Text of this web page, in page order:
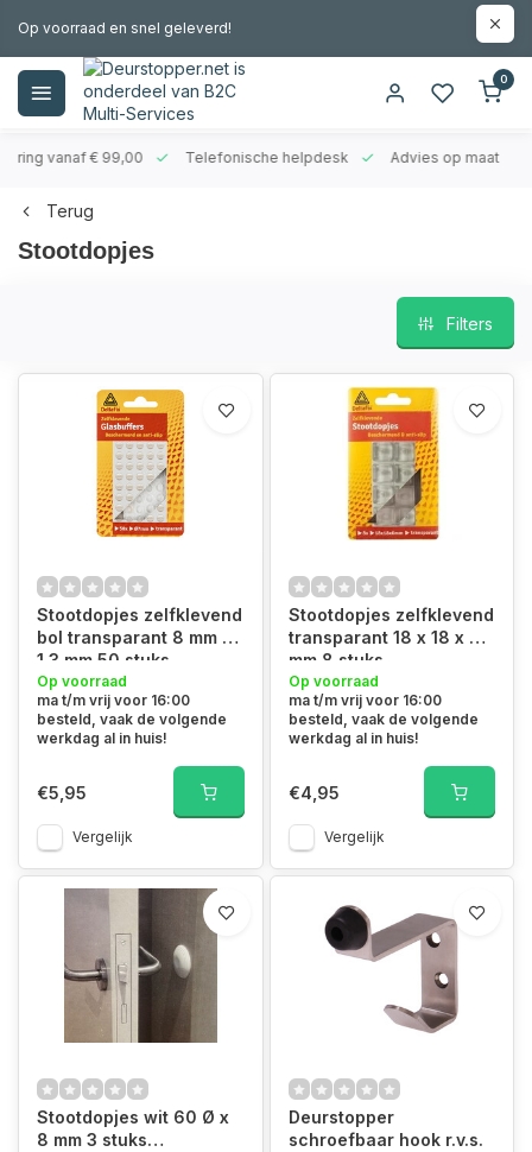
Op voorraad en snel geleverd!
0
vanaf € 99,00 Telefonische helpdesk Advies op maat
Terug
Stootdopjes
Filters
Stootdopjes zelfklevend
bol transparant 8 mm x
1.3 mm 50 stuks
Op voorraad
ma t/m vrij voor 16:00
besteld, vaak de volgende
werkdag al in huis!
€5,95
Vergelijk
Stootdopjes zelfklevend
transparant 18 x 18 x 6
mm 8 stuks
Op voorraad
ma t/m vrij voor 16:00
besteld, vaak de volgende
werkdag al in huis!
€4,95
Vergelijk
Stootdopjes wit 60 Ø x
8 mm 3 stuks
Deurstopper
schroefbaar hook r.v.s.